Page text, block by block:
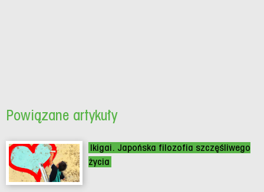
Powiązane artykuły
Ikigai. Japońska filozofia szczęśliwego
życia